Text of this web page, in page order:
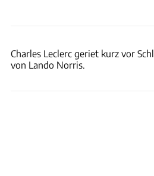
Charles Leclerc geriet kurz vor
von Lando Norris.